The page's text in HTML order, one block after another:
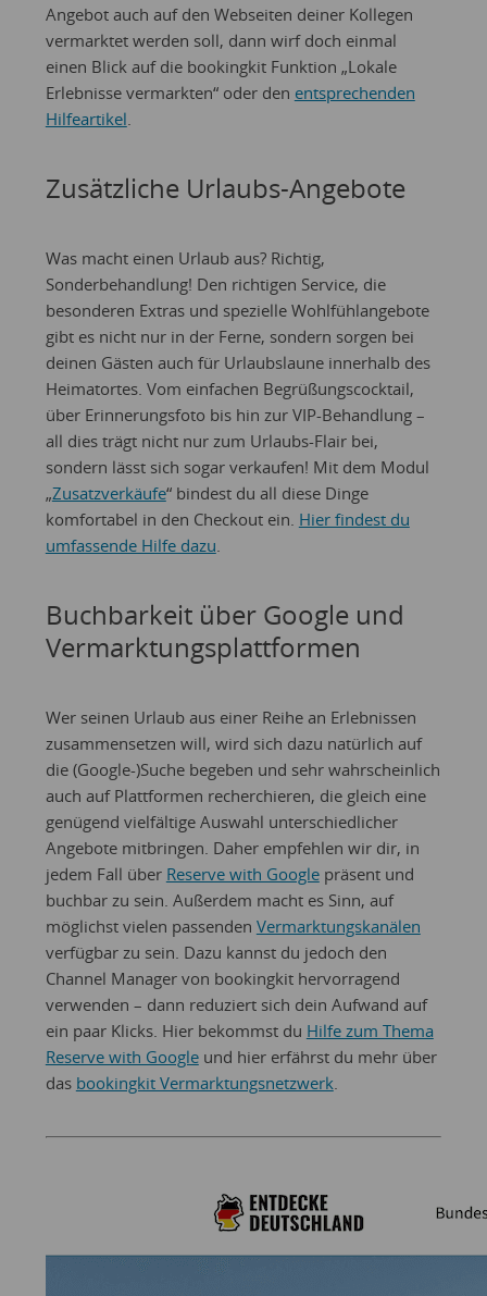
Angebot auch auf den Webseiten deiner Kollegen
vermarktet werden soll, dann wirf doch einmal
einen Blick auf die bookingkit Funktion „Lokale
Erlebnisse vermarkten“ oder den entsprechenden
Hilfeartikel
Zusätzliche Urlaubs-Angebote
Was macht einen Urlaub aus? Richtig,
Sonderbehandlung! Den richtigen Service, die
besonderen Extras und spezielle Wohlfühlangebote
gibt es nicht nur in der Ferne, sondern sorgen bei
deinen Gästen auch für Urlaubslaune innerhalb des
Heimatortes. Vom einfachen Begrüßungscocktail,
über Erinnerungsfoto bis hin zur VIP-Behandlung –
all dies trägt nicht nur zum Urlaubs-Flair bei,
sondern lässt sich sogar verkaufen! Mit dem Modul
„Zusatzverkäufe“ bindest du all diese Dinge
komfortabel in den Checkout ein. Hier findest du
umfassende Hilfe dazu
Buchbarkeit über Google und
Vermarktungsplattformen
Wer seinen Urlaub aus einer Reihe an Erlebnissen
zusammensetzen will, wird sich dazu natürlich auf
die (Google-)Suche begeben und sehr wahrscheinlich
auch auf Plattformen recherchieren, die gleich eine
genügend vielfältige Auswahl unterschiedlicher
Angebote mitbringen. Daher empfehlen wir dir, in
jedem Fall über Reserve with Googlepräsent und
buchbar zu sein. Außerdem macht es Sinn, auf
möglichst vielen passenden Vermarktungskanälen
verfügbar zu sein. Dazu kannst du jedoch den
Channel Manager von bookingkit hervorragend
verwenden – dann reduziert sich dein Aufwand auf
ein paar Klicks. Hier bekommst du Hilfe zum Thema
Reserve with Googleund hier erfährst du mehr über
das bookingkit Vermarktungsnetzwerk